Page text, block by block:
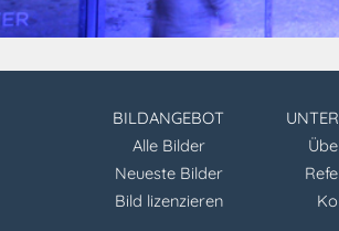
BILDANGEBOT
Alle Bilder
Neueste Bilder
Bild lizenzieren